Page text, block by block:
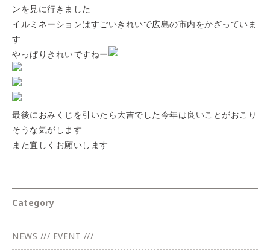
ンを見に行きました
イルミネーションはすごいきれいで広島の市内をかざっていま
す
やっぱりきれいですねー
最後におみくじを引いたら大吉でした今年は良いことがおこり
そうな気がします
また宜しくお願いします
Category
NEWS /// EVENT ///